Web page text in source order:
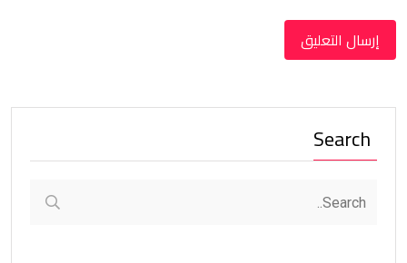
Search